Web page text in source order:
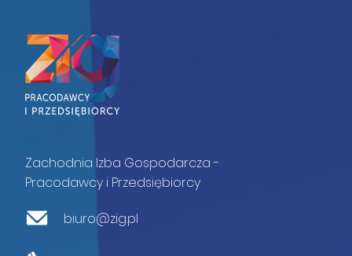
Zachodnia Izba Gospodarcza -
Pracodawcy i Przedsiębiorcy
biuro@zig.pl